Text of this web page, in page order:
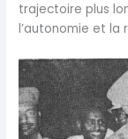
trajectoire plus
l’autonomie et la